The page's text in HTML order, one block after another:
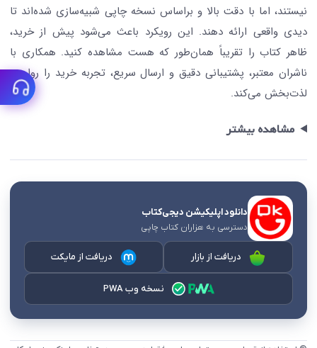
نیستند، اما با دقت بالا و براساس نسخه چاپی شبیه‌سازی شده‌اند تا
دیدی واقعی ارائه دهند. این رویکرد باعث می‌شود پیش از خرید،
ظاهر کتاب را تقریباً همان‌طور که هست مشاهده کنید. همکاری با
ناشران معتبر، پشتیبانی دقیق و ارسال سریع، تجربه خرید را روان و
لذت‌بخش می‌کند.
مشاهده بیشتر
دانلود اپلیکیشن دیجی‌کتاب
دسترسی به هزاران کتاب چاپی
دریافت از بازار دریافت از مایکت
نسخه وب PWA